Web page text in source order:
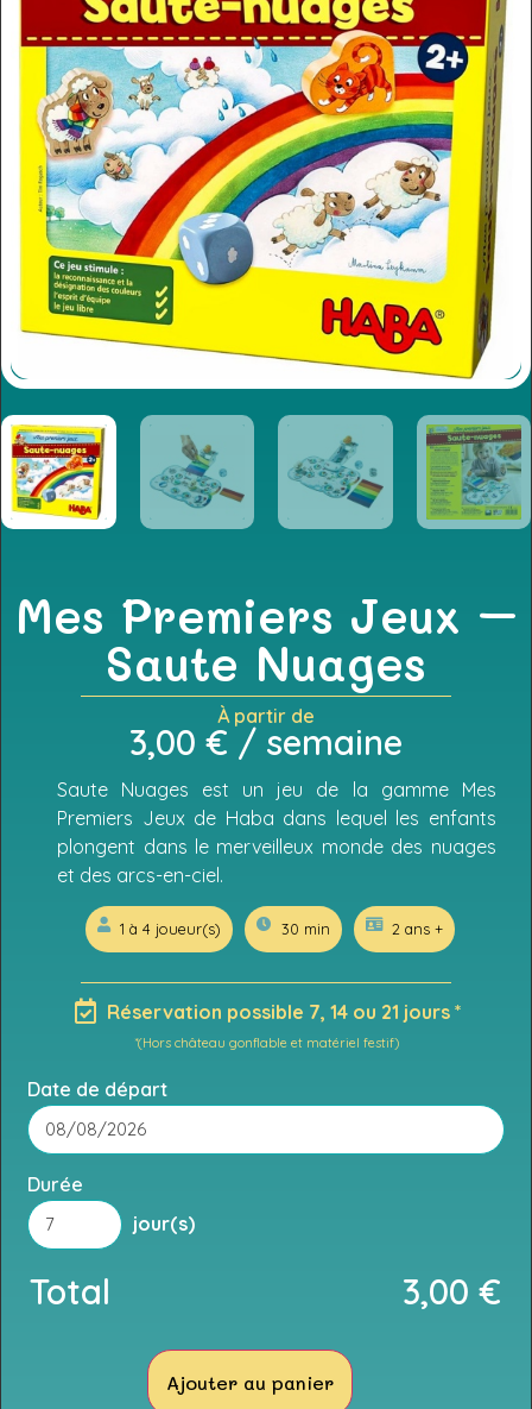
Mes Premiers Jeux –
Saute Nuages
À partir de
3,00 € / semaine
Saute Nuages est un jeu de la gamme Mes
Premiers Jeux de Haba dans lequel les enfants
plongent dans le merveilleux monde des nuages
et des arcs-en-ciel.
1 à 4 joueur(s) 30 min 2 ans +
Réservation possible 7, 14 ou 21 jours *
*(Hors château gonflable et matériel festif)
Date de départ
Durée
jour(s)
Total 3,00€
Ajouter au panier